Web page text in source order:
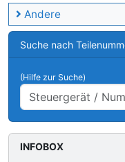
Andere
Suche nach
(Hilfe zur Suche)
INFOBOX